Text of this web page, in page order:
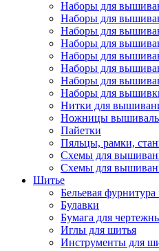
Наборы для
Наборы для
Наборы для
Наборы для
Наборы для
Наборы для
Наборы для
Наборы для
Нитки для
Ножницы
Пайетки
Пяльцы, рамки,
Схемы для
Схемы для
Шитье
Бельевая
Булавки
Бумага для
Иглы для шитья
Инструменты для